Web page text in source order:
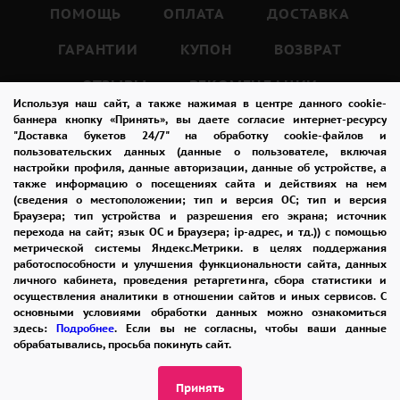
Используя наш сайт, а также нажимая в центре данного cookie-
баннера кнопку «Принять», вы даете согласие интернет-ресурсу
"Доставка букетов 24/7" на обработку cookie-файлов и
пользовательских данных (данные о пользователе, включая
настройки профиля, данные авторизации, данные об устройстве, а
также информацию о посещениях сайта и действиях на нем
(сведения о местоположении; тип и версия ОС; тип и версия
Браузера; тип устройства и разрешения его экрана; источник
перехода на сайт; язык ОС и Браузера; ip-адрес, и тд.)) с помощью
метрической системы Яндекс.Метрики. в целях поддержания
работоспособности и улучшения функциональности сайта, данных
личного кабинета, проведения ретаргетинга, сбора статистики и
осуществления аналитики в отношении сайтов и иных сервисов. С
основными условиями обработки данных можно ознакомиться
здесь: Подробнее. Если вы не согласны, чтобы ваши данные
обрабатывались, просьба покинуть сайт.
Принять
цветом.
подарок.
Такой букет можно дарить в знак уважения,
любви, а также в знак поддержки и
сопереживания.
Фиолетовые розы также часто выбирают
для свадебных букетов, ведь они
символизируют глубокую духовную связь
между молодоженами.
Кроме того, букет из 21 фиолетовых роз с
зеленью будет прекрасным подарком на
ПОМОЩЬ ОПЛАТА
ДОСТАВКА
ГАРАНТИИ
КУПОН
ВОЗВРАТ
ОТЗЫВЫ
РЕКОМЕНДАЦИИ
КОНТАКТЫ
8 965 242-37-47
ЗАКАЗАТЬ ЗВОНОК
admin@buket24delivery.ru
ул. Народная д. 8,
возле ТЦ «АТОС»
ПОЛИТИКА КОНФИДЕНЦИАЛЬНОСТИ